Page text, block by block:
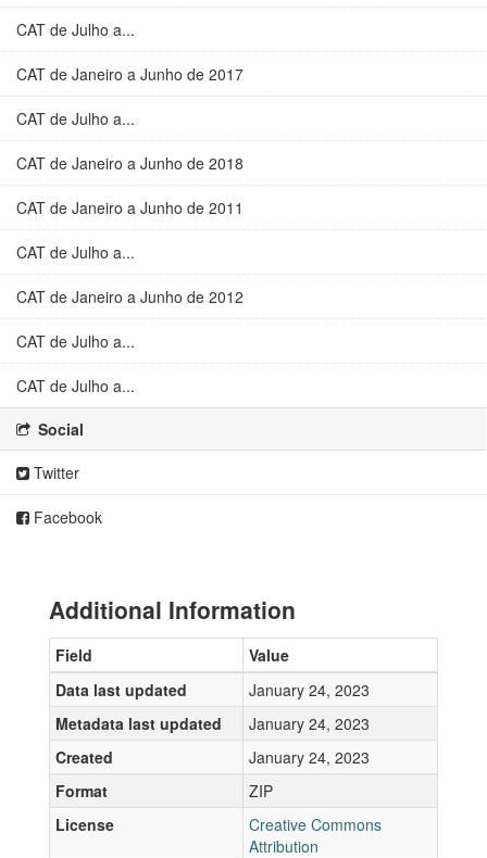
CAT de Julho a...
CAT de Janeiro a Junho de 2017
CAT de Julho a...
CAT de Janeiro a Junho de 2018
CAT de Janeiro a Junho de 2011
CAT de Julho a...
CAT de Janeiro a Junho de 2012
CAT de Julho a...
CAT de Julho a...
Social
Twitter
Facebook
Additional Information
Field
Value
Data last updated
January 24, 2023
Metadata last updated
January 24, 2023
Created
January 24, 2023
Format
ZIP
License
Creative Commons
Attribution